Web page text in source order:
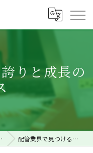
りと成長の
配管業界で見つける誇りと成長のチャンス